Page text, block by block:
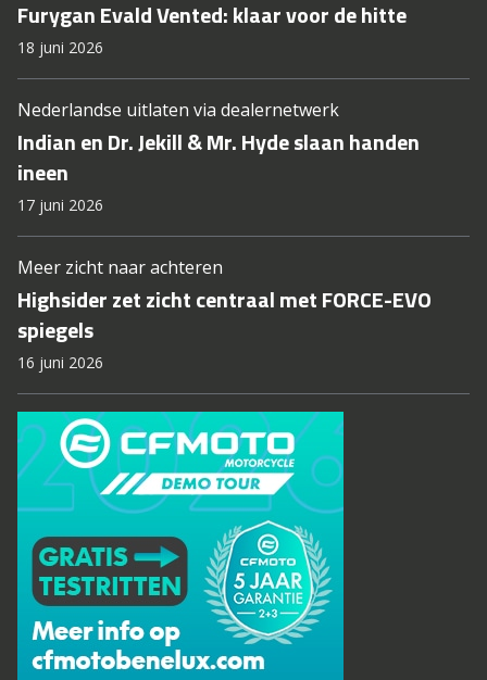
Furygan Evald Vented: klaar voor de hitte
18 juni 2026
Nederlandse uitlaten via dealernetwerk
Indian en Dr. Jekill & Mr. Hyde slaan handen
ineen
17 juni 2026
Meer zicht naar achteren
Highsider zet zicht centraal met FORCE-EVO
spiegels
16 juni 2026